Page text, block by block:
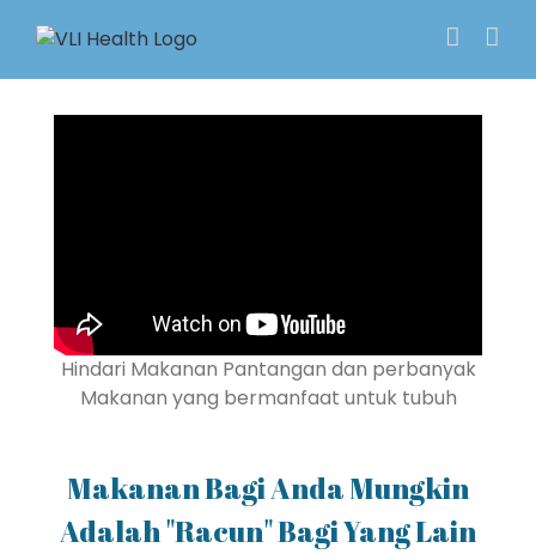
Hindari Makanan Pantangan dan perbanyak
Makanan yang bermanfaat untuk tubuh
Makanan Bagi Anda Mungkin
Adalah "Racun" Bagi Yang Lain